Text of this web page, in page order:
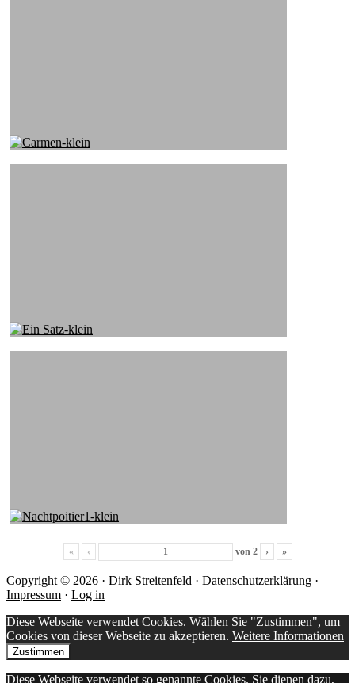
« ‹ von 2 › »
Copyright © 2026 · Dirk Streitenfeld · Datenschutzerklärung ·
Impressum · Log in
Diese Webseite verwendet Cookies. Wählen Sie "Zustimmen", um
Cookies von dieser Webseite zu akzeptieren. Weitere Informationen
Zustimmen
Diese Webseite verwendet so genannte Cookies. Sie dienen dazu,